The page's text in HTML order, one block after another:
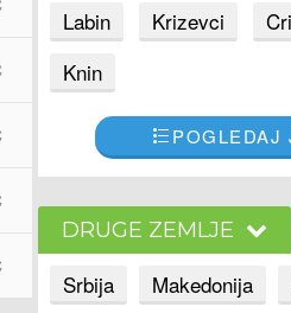
Labin
Krizevci
Knin
DRUGE ZEMLJE
Srbija Makedonija